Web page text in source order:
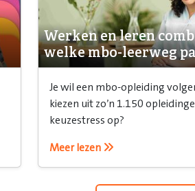
Werken en leren
welke mbo-leerweg
Je wil een mbo-opleiding
kiezen uit zo’n 1.150
keuzestress op?
Meer lezen